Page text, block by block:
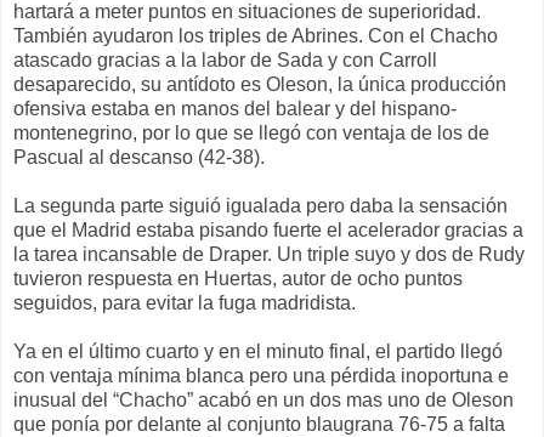
hartará a meter puntos en situaciones de superioridad.
También ayudaron los triples de Abrines. Con el Chacho
atascado gracias a la labor de Sada y con Carroll
desaparecido, su antídoto es Oleson, la única producción
ofensiva estaba en manos del balear y del hispano-
montenegrino, por lo que se llegó con ventaja de los de
Pascual al descanso (42-38).
La segunda parte siguió igualada pero daba la sensación
que el Madrid estaba pisando fuerte el acelerador gracias a
la tarea incansable de Draper. Un triple suyo y dos de Rudy
tuvieron respuesta en Huertas, autor de ocho puntos
seguidos, para evitar la fuga madridista.
Ya en el último cuarto y en el minuto final, el partido llegó
con ventaja mínima blanca pero una pérdida inoportuna e
inusual del “Chacho” acabó en un dos mas uno de Oleson
que ponía por delante al conjunto blaugrana 76-75 a falta